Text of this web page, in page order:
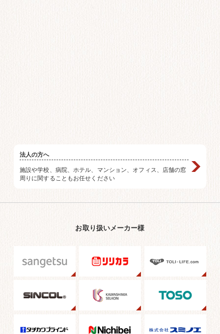
法人の方へ
施設や学校、病院、ホテル、マンション、オフィス、店舗の窓
周りに関することもお任せください
お取り扱いメーカー様